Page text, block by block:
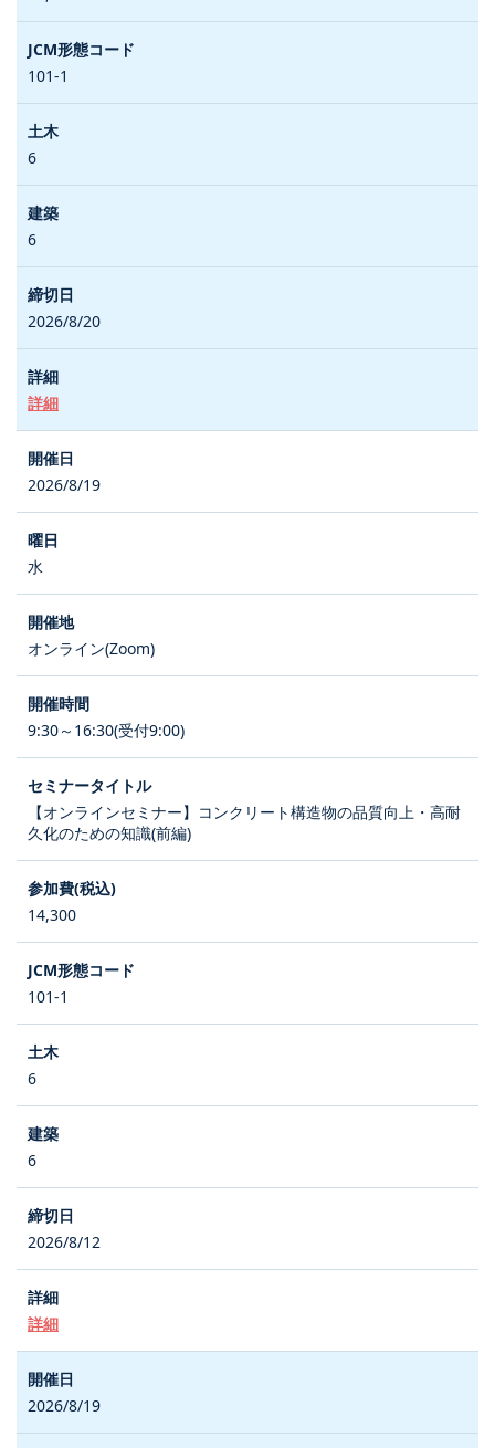
101-1
6
6
2026/8/20
詳細
2026/8/19
水
オンライン(Zoom)
9:30～16:30(受付9:00)
【オンラインセミナー】コンクリート構造物の品質向上・高耐
久化のための知識(前編)
14,300
101-1
6
6
2026/8/12
詳細
2026/8/19